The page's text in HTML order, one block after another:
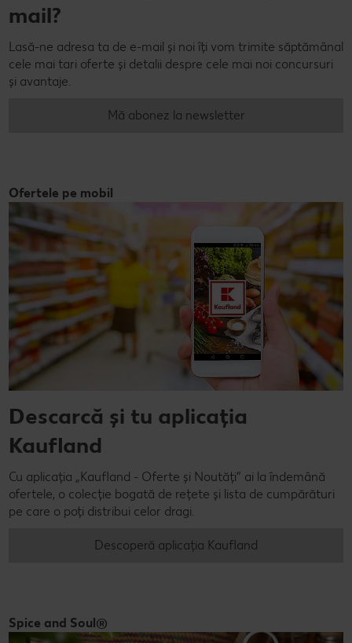
mail?
Lasă-ne adresa ta de e-mail și noi îți vom trimite săptămânal
cele mai tari oferte și detalii despre cele mai noi concursuri
și avantaje.
Mă abonez la newsletter
Ofertele pe mobil
Descarcă și tu aplicația
Kaufland
Cu aplicația „Kaufland - Oferte și Noutăți” ai la îndemână
ofertele, o colecție bogată de rețete și lista de cumpărături
pe care o poți distribui celor dragi.
Descoperă aplicația Kaufland
Spice and Soul®